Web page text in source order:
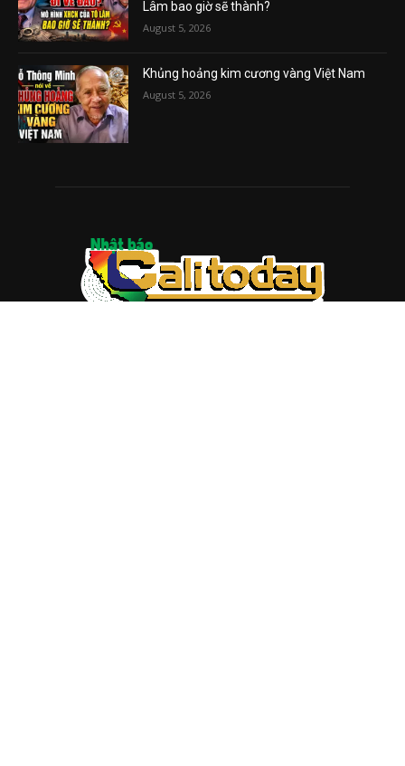
Lâm bao giờ sẽ thành?
August 5, 2026
Khủng hoảng kim cương vàng Việt Nam
August 5, 2026